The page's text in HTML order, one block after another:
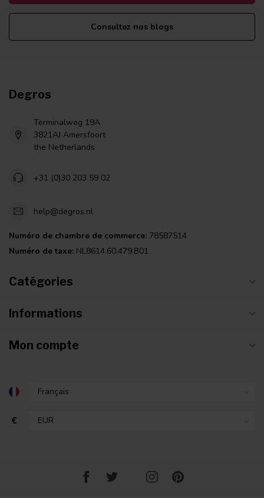
Consultez nos blogs
Degros
Terminalweg 19A
3821AJ Amersfoort
the Netherlands
+31 (0)30 203 59 02
help@degros.nl
Numéro de chambre de commerce: 78587514
Numéro de taxe: NL8614.60.479.B01
Catégories
Informations
Mon compte
€